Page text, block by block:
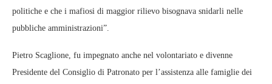
politiche e che i mafiosi di maggior rilievo bisognava snidarli nelle
pubbliche amministrazioni”.
Pietro Scaglione, fu impegnato anche nel volontariato e divenne
Presidente del Consiglio di Patronato per l’assistenza alle famiglie dei